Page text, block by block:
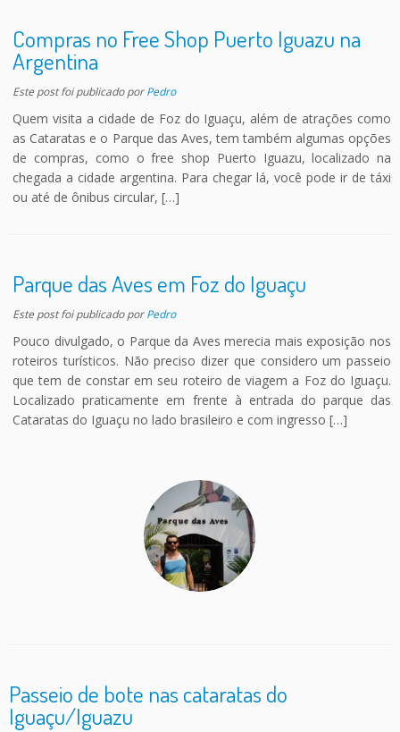
Compras no Free Shop Puerto Iguazu na
Argentina
Este post foi publicadoporPedro
Quem visita a cidade de Foz do Iguaçu, além de atrações como
as Cataratas e o Parque das Aves, tem também algumas opções
de compras, como o free shop Puerto Iguazu, localizado na
chegada a cidade argentina. Para chegar lá, você pode ir de táxi
ou até de ônibus circular, […]
Parque das Aves em Foz do Iguaçu
Este post foi publicadoporPedro
Pouco divulgado, o Parque da Aves merecia mais exposição nos
roteiros turísticos. Não preciso dizer que considero um passeio
que tem de constar em seu roteiro de viagem a Foz do Iguaçu.
Localizado praticamente em frente à entrada do parque das
Cataratas do Iguaçu no lado brasileiro e com ingresso […]
Passeio de bote nas cataratas do
Iguaçu/Iguazu